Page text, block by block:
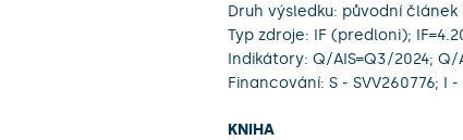
Druh výsledku: původní článek
Typ zdroje: IF (predloni);
Indikátory: Q/AIS=Q3/2024; Q/
Financování: S - SVV260776; I -
KNIHA